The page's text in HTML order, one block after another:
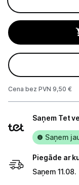
Monitoru
Spēļu
Tīkla
Cena bez PVN 9,50 €
veidi
Saņem Tet
Saņem
Piegāde ar
Saņem 11.08.